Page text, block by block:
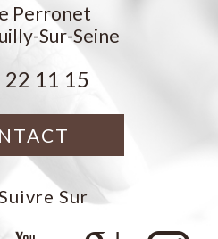
Perronet
Sur-Seine
11 15
Suivre Sur